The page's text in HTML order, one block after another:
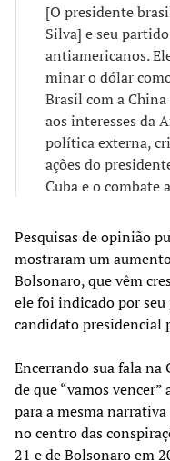
[O presidente
Silva] e seu
antiamericanos.
minar o dólar
Brasil com a China
aos interesses da
política externa,
ações do
Cuba e o combate
Pesquisas de opinião
mostraram um
Bolsonaro, que vêm
ele foi indicado por seu
candidato presidencial
Encerrando sua fala na
de que “vamos
para a mesma
no centro das
21 e de Bolsonaro em